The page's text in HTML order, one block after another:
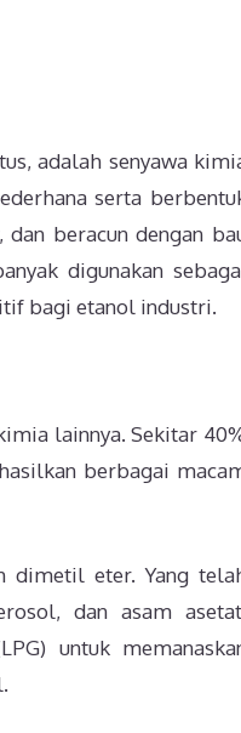
adalah senyawa
serta
beracun dengan
digunakan
bagi etanol industri.
lainnya. Sekitar
berbagai
dimetil eter. Yang
dan asam
untuk